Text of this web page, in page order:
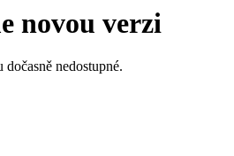
novou verzi
nedostupné.